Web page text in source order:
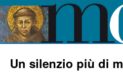
Un silenzio più di